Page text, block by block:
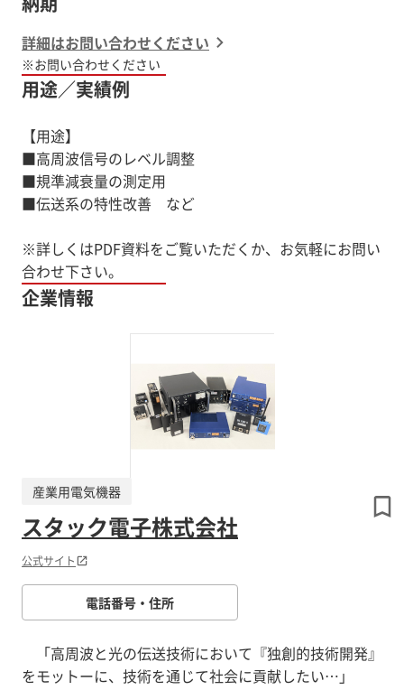
詳細はお問い合わせください
※お問い合わせください
用途／実績例
【用途】
■高周波信号のレベル調整
■規準減衰量の測定用
■伝送系の特性改善 など
※詳しくはPDF資料をご覧いただくか、お気軽にお問い
合わせ下さい。
企業情報
スタック電子株式会社
産業用電気機器
公式サイト
電話番号・住所
「高周波と光の伝送技術において『独創的技術開発』
をモットーに、技術を通じて社会に貢献したい…」